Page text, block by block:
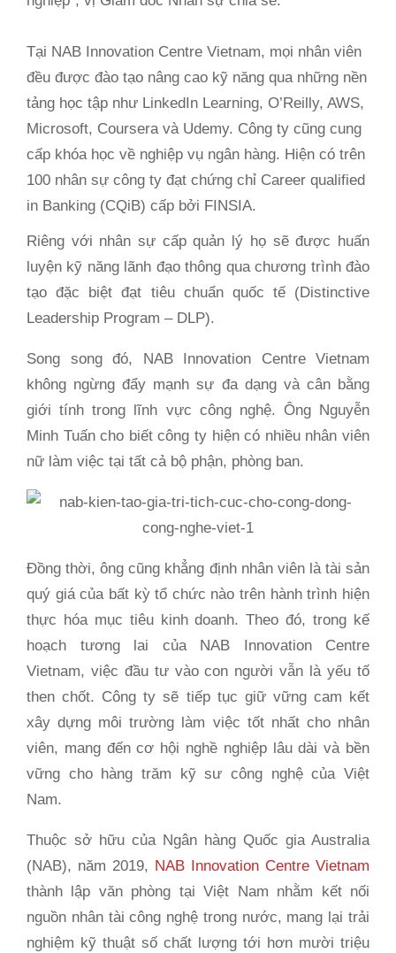
Tại NAB Innovation Centre Vietnam, mọi nhân viên
đều được đào tạo nâng cao kỹ năng qua những nền
tảng học tập như LinkedIn Learning, O’Reilly, AWS,
Microsoft, Coursera và Udemy. Công ty cũng cung
cấp khóa học về nghiệp vụ ngân hàng. Hiện có trên
100 nhân sự công ty đạt chứng chỉ Career qualified
in Banking (CQiB) cấp bởi FINSIA.
Riêng với nhân sự cấp quản lý họ sẽ được huấn
luyện kỹ năng lãnh đạo thông qua chương trình đào
tạo đặc biệt đạt tiêu chuẩn quốc tế (Distinctive
Leadership Program – DLP).
Song song đó, NAB Innovation Centre Vietnam
không ngừng đẩy mạnh sự đa dạng và cân bằng
giới tính trong lĩnh vực công nghệ. Ông Nguyễn
Minh Tuấn cho biết công ty hiện có nhiều nhân viên
nữ làm việc tại tất cả bộ phận, phòng ban.
Đồng thời, ông cũng khẳng định nhân viên là tài sản
quý giá của bất kỳ tổ chức nào trên hành trình hiện
thực hóa mục tiêu kinh doanh. Theo đó, trong kế
hoạch tương lai của NAB Innovation Centre
Vietnam, việc đầu tư vào con người vẫn là yếu tố
then chốt. Công ty sẽ tiếp tục giữ vững cam kết
xây dựng môi trường làm việc tốt nhất cho nhân
viên, mang đến cơ hội nghề nghiệp lâu dài và bền
vững cho hàng trăm kỹ sư công nghệ của Việt
Nam.
Thuộc sở hữu của Ngân hàng Quốc gia Australia
(NAB), năm 2019, NAB Innovation Centre Vietnam
thành lập văn phòng tại Việt Nam nhằm kết nối
nguồn nhân tài công nghệ trong nước, mang lại trải
nghiệm kỹ thuật số chất lượng tới hơn mười triệu